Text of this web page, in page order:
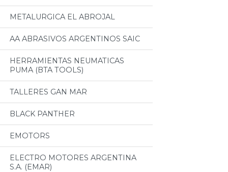
METALURGICA EL ABROJAL
AA ABRASIVOS ARGENTINOS SAIC
HERRAMIENTAS NEUMATICAS
PUMA (BTA TOOLS)
TALLERES GAN MAR
BLACK PANTHER
EMOTORS
ELECTRO MOTORES ARGENTINA
S.A. (EMAR)